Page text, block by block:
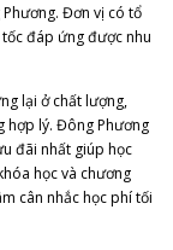
Đơn vị có tổ
đáp ứng được nhu
lại ở chất lượng,
hợp lý. Đông Phương
đãi nhất giúp học
học và chương
cân nhắc học phí tối